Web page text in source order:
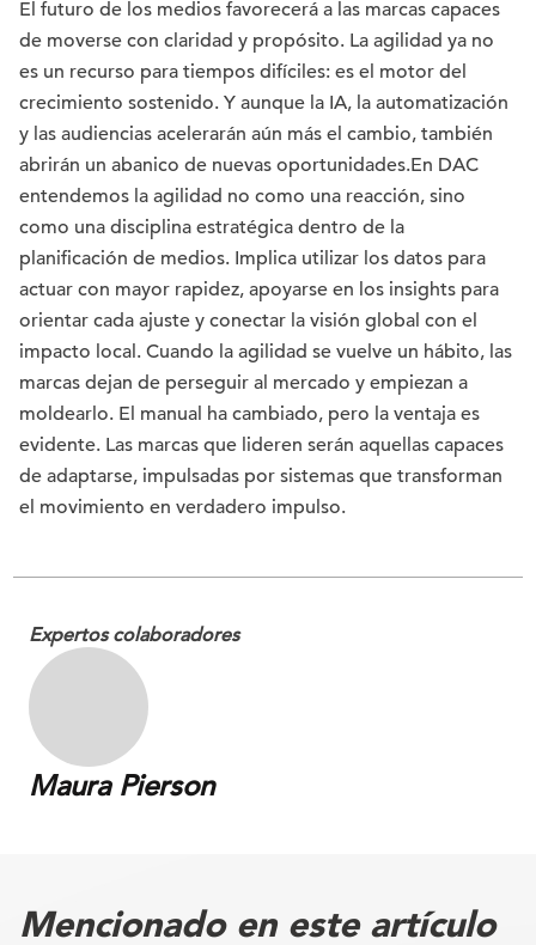
El futuro de los medios favorecerá a las marcas capaces
de moverse con claridad y propósito. La agilidad ya no
es un recurso para tiempos difíciles: es el motor del
crecimiento sostenido. Y aunque la IA, la automatización
y las audiencias acelerarán aún más el cambio, también
abrirán un abanico de nuevas oportunidades.En DAC
entendemos la agilidad no como una reacción, sino
como una disciplina estratégica dentro de la
planificación de medios. Implica utilizar los datos para
actuar con mayor rapidez, apoyarse en los insights para
orientar cada ajuste y conectar la visión global con el
impacto local. Cuando la agilidad se vuelve un hábito, las
marcas dejan de perseguir al mercado y empiezan a
moldearlo. El manual ha cambiado, pero la ventaja es
evidente. Las marcas que lideren serán aquellas capaces
de adaptarse, impulsadas por sistemas que transforman
el movimiento en verdadero impulso.
Expertos colaboradores
Maura Pierson
Mencionado en este artículo